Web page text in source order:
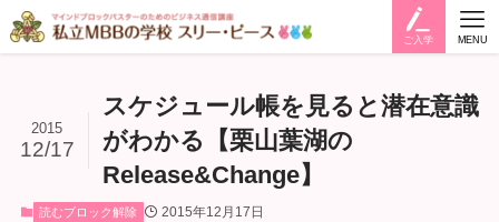
ご入学 MENU
スケジュール帳を見ると潜在意識
がわかる【栗山葉湖の
Release&Change】
2015
12/17
読むブロック解除 2015年12月17日